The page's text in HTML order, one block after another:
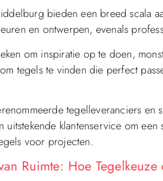
bieden een breed scala
en ontwerpen, evenals
om inspiratie op te doen,
tegels te vinden die perfect
tegelleveranciers
klantenservice om
voor projecten.
Ruimte: Hoe